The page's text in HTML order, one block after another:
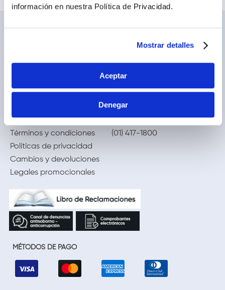
información en nuestra Política de Privacidad.
Mostrar detalles
Aceptar
Denegar
Cómo comprar
LEGAL
Términos y condiciones
Políticas de privacidad
Cambios y devoluciones
Legales promocionales
CALL CENTER
(01) 417-1800
MÉTODOS DE PAGO